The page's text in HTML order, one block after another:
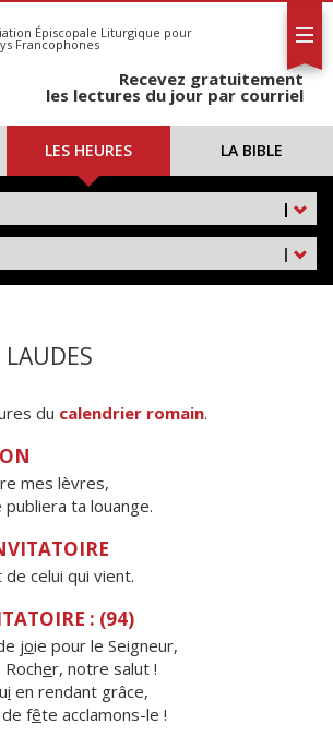
Épiscopale Liturgique pour
Francophones
Recevez gratuitement
les lectures du jour par courriel
LES HEURES LA BIBLE
|
|
LAUDES
du calendrier romain.
mes lèvres,
ta louange.
celui qui vient.
: (94)
joie pour le Seigneur,
er, notre salut !
i en rendant grâce,
fête acclamons-le !